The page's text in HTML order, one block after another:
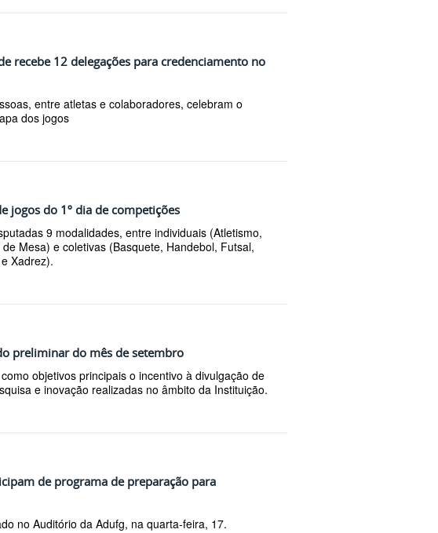
recebe 12 delegações para credenciamento no
entre atletas e colaboradores, celebram o
dos jogos
jogos do 1º dia de competições
9 modalidades, entre individuais (Atletismo,
Mesa) e coletivas (Basquete, Handebol, Futsal,
Xadrez).
preliminar do mês de setembro
objetivos principais o incentivo à divulgação de
e inovação realizadas no âmbito da Instituição.
de programa de preparação para
no Auditório da Adufg, na quarta-feira, 17.